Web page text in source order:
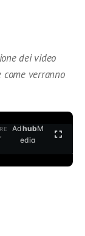
dei video
come verranno
AdhubM
edia